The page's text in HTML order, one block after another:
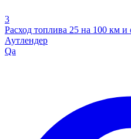
3
Расход топлива 25 на 100 км
Аутлендер
Qa